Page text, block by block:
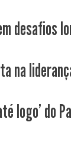
desafios
na
logo' do